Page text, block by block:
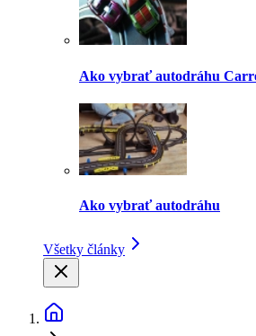
Ako vybrať autodráhu
Ako vybrať autodráhu
Všetky články